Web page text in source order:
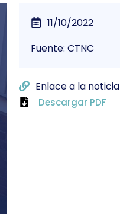
11/10/2022
Fuente: CTNC
Enlace a la noticia
Descargar PDF